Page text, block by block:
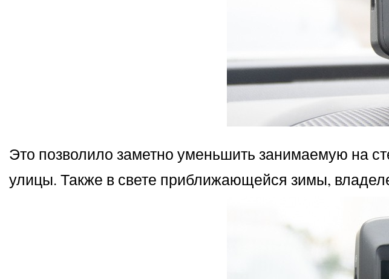
Это позволило заметно уменьшить занимаемую на
улицы. Также в свете приближающейся зимы,